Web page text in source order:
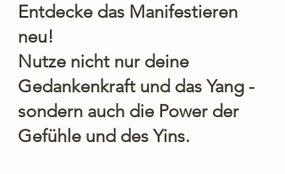
Entdecke das Manifestieren
neu!
Nutze nicht nur deine
Gedankenkraft und das Yang -
sondern auch die Power der
Gefühle und des Yins.